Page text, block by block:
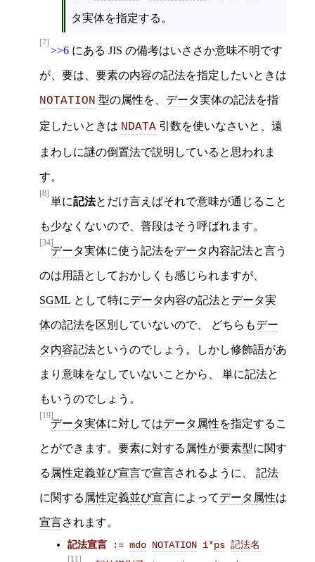
タ実体を指定する。
[7]
>>6 にある JIS の備考はいささか意味不明です
が、要は、 要素の内容の記法を指定したいときは
NOTATION 型の属性を、 データ実体の記法を指
定したいときは NDATA 引数を使いなさいと、遠
まわしに謎の倒置法で説明していると思われま
す。
[8]
単に記法とだけ言えばそれで意味が通じること
も少なくないので、普段はそう呼ばれます。
[34]
データ実体に使う 記法をデータ内容記法と言う
のは用語としておかしくも感じられますが、
SGML として特にデータ内容の記法と データ実
体の記法を区別していないので、 どちらもデー
タ内容記法というのでしょう。しかし修飾語があ
まり意味をなしていないことから、 単に記法と
もいうのでしょう。
[19]
データ実体に対してはデータ属性を指定するこ
とができます。 要素に対する 属性が要素型に関す
る 属性定義並び宣言で宣言されるように、 記法
に関する 属性定義並び宣言によってデータ属性は
宣言されます。
[11]
記法宣言 := mdo NOTATION 1*ps 記法名